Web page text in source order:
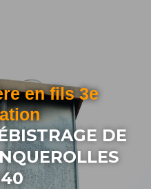
en fils 3e
DE